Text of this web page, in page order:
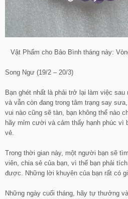
Vật Phẩm cho Bảo Bình tháng này:
Song Ngư (19/2 – 20/3)
Bạn ghét nhất là phải trở lại làm việc
và vẫn còn đang trong tâm trạng say
vui nào cũng sẽ tàn, bạn không thể nào
hãy mỉm cười và cảm thấy hạnh phúc vì
vẻ.
Trong thời gian này, một người bạn sẽ
viên, chia sẻ của bạn, vì thế bạn phải
được. Những lời khuyên của bạn rất có
Những ngày cuối tháng, hãy tự thưởng